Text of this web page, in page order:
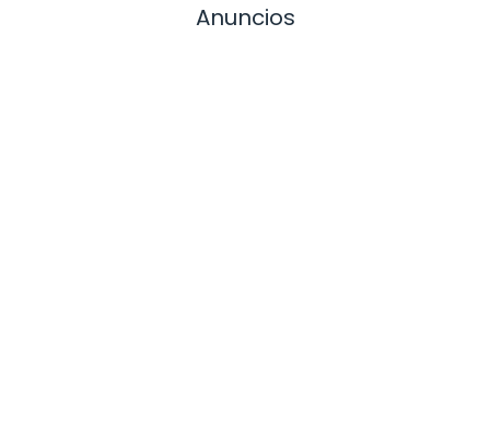
Anuncios